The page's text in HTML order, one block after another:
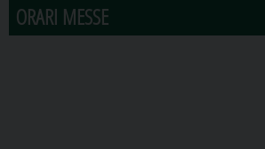
ORARI MESSE